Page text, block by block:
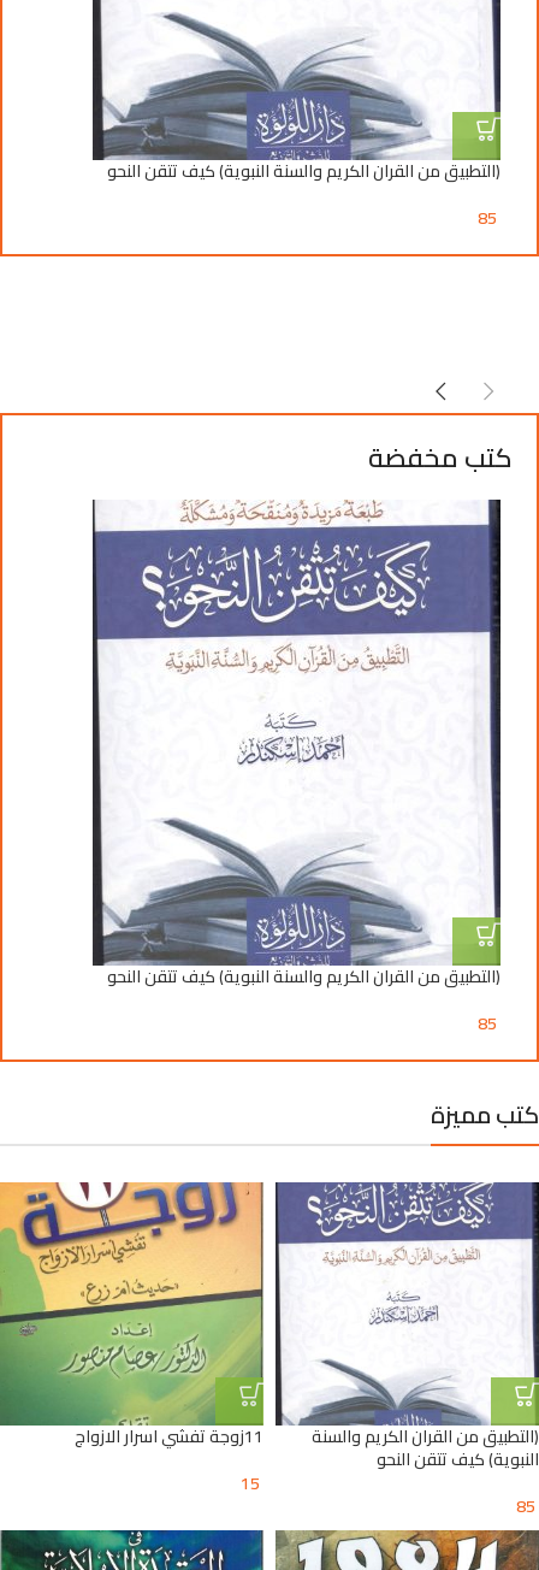
(التطبيق من القران الكريم والسنة النبوية) كيف تتقن النحو
85
كتب مخفضة
(التطبيق من القران الكريم والسنة النبوية) كيف تتقن النحو
85
كتب مميزة
(التطبيق من القران الكريم والسنة
النبوية) كيف تتقن النحو
85
11زوجة تفشي اسرار الازواج
15